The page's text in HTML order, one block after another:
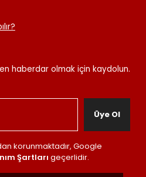
haberdar olmak için kaydolun.
Üye Ol
korunmaktadır, Google
Şartları geçerlidir.